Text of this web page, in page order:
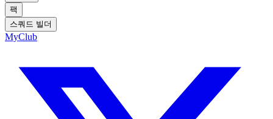
팩
스쿼드 빌더
MyClub